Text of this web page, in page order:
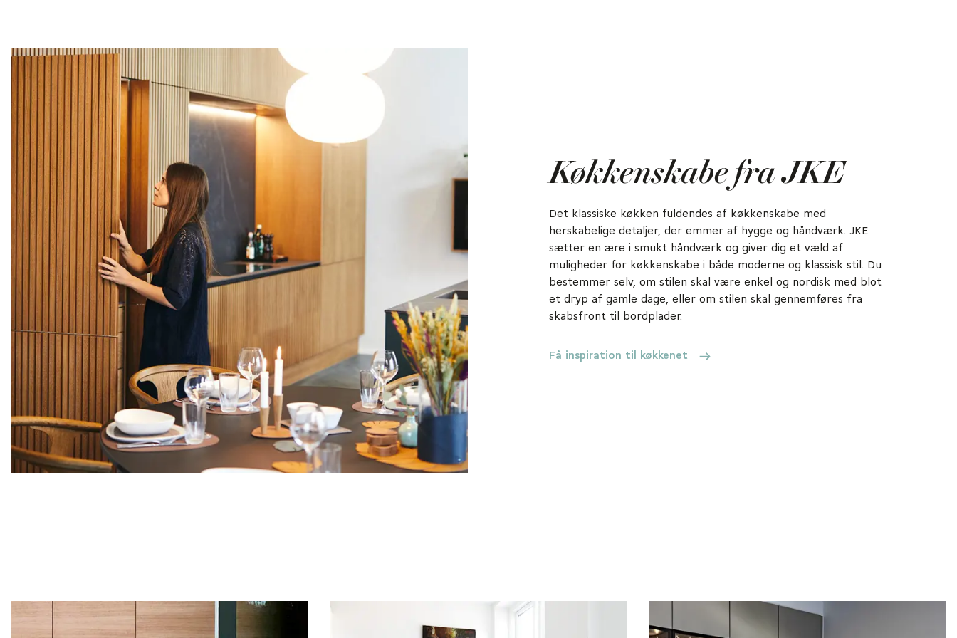
Køkkenskabe fra JKE
Det klassiske køkken fuldendes af køkkenskabe med
herskabelige detaljer, der emmer af hygge og håndværk. JKE
sætter en ære i smukt håndværk og giver dig et væld af
muligheder for køkkenskabe i både moderne og klassisk stil. Du
bestemmer selv, om stilen skal være enkel og nordisk med blot
et dryp af gamle dage, eller om stilen skal gennemføres fra
skabsfront til bordplader.
Få inspiration til køkkenet